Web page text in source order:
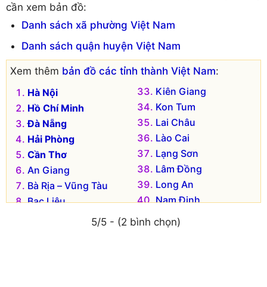
cần xem bản đồ:
Danh sách xã phường Việt Nam
Danh sách quận huyện Việt Nam
Xem thêm bản đồ các tỉnh thành Việt Nam:
Hà Nội
Hồ Chí Minh
Đà Nẵng
Hải Phòng
Cần Thơ
An Giang
Bà Rịa – Vũng Tàu
Bạc Liêu
Kiên Giang
Kon Tum
Lai Châu
Lào Cai
Lạng Sơn
Lâm Đồng
Long An
Nam Định
Nghệ An
Ninh Bình
5/5 - (2 bình chọn)